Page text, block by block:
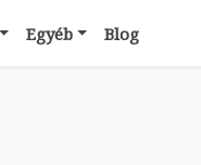
Egyéb Blog